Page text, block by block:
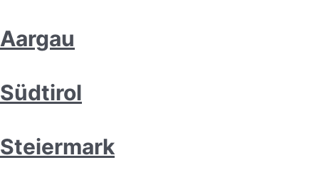
Aargau
Südtirol
Steiermark